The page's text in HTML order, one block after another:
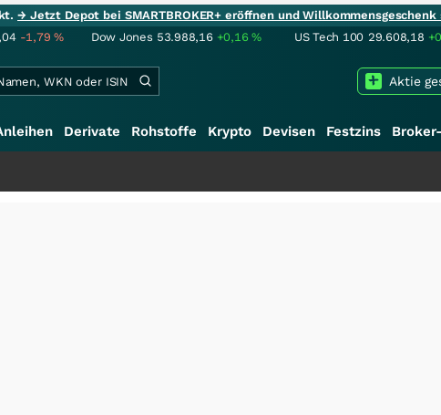
→ Jetzt Depot bei SMARTBROKER+ eröffnen und Willkommensgeschenk
-1,79% Dow Jones 53.988,16 +0,16% US Tech 100 29.608,18
Aktie
Derivate Rohstoffe Krypto Devisen Festzins